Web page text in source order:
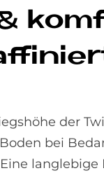
der
bei